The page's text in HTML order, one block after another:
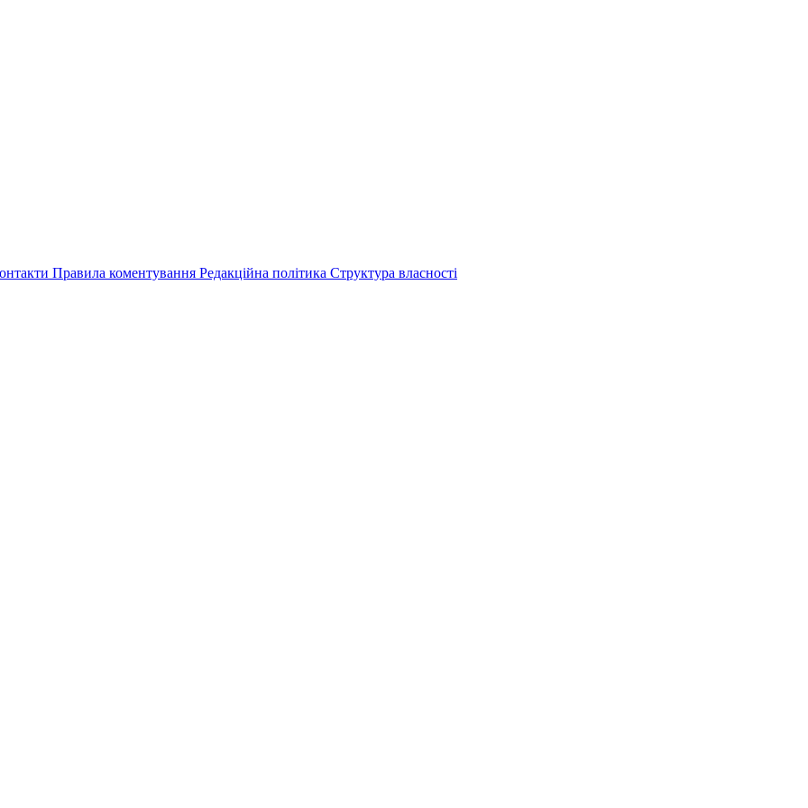
Правила коментування Редакційна політика Структура власності